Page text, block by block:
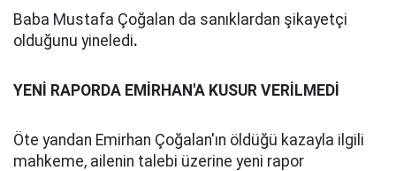
Baba Mustafa Çoğalan da sanıklardan şikayetçi
olduğunu yineledi.
YENİ RAPORDA EMİRHAN'A KUSUR VERİLMEDİ
Öte yandan Emirhan Çoğalan'ın öldüğü kazayla ilgili
mahkeme, ailenin talebi üzerine yeni rapor